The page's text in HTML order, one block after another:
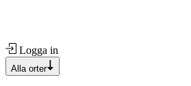
Logga in
Alla orter